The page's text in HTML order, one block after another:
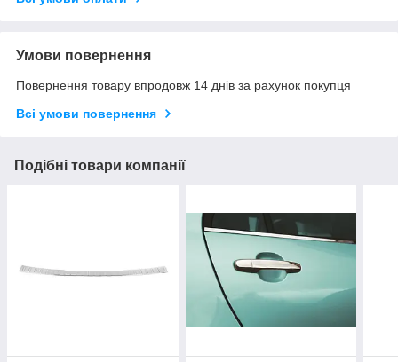
Умови повернення
Повернення товару впродовж 14 днів за рахунок покупця
Всі умови повернення
Подібні товари компанії